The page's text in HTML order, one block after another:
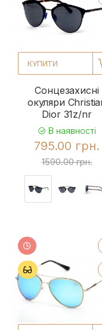
КУПИТИ
Сонцезахисні
окуляри
Dior 31z/nr
В наявності
795.00 грн.
1590.00 грн.